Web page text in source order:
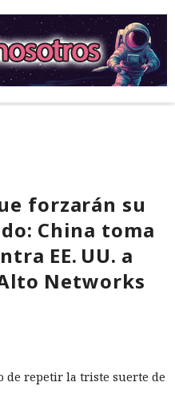
forzarán su
China toma
EE. UU. a
Networks
de repetir la triste suerte de